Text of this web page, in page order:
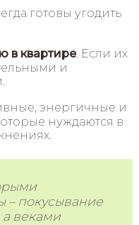
готовы угодить
в квартире. Если их
и
энергичные и
нуждаются в
– покусывание
а веками